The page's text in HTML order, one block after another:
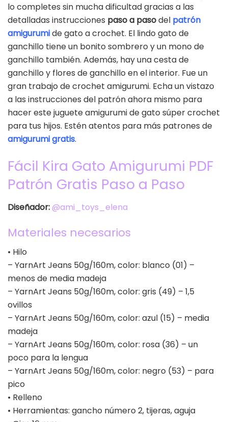
lo completes sin mucha dificultad gracias a las
detalladas instrucciones paso a pasodel patrón
amigurumide gato a crochet. El lindo gato de
ganchillo tiene un bonito sombrero y un mono de
ganchillo también. Además, hay una cesta de
ganchillo y flores de ganchillo en el interior. Fue un
gran trabajo de crochet amigurumi. Echa un vistazo
a las instrucciones del patrón ahora mismo para
hacer este juguete amigurumi de gato súper crochet
para tus hijos. Estén atentos para más patrones de
amigurumi gratis.
Fácil Kira Gato Amigurumi PDF
Patrón Gratis Paso a Paso
Diseñador:@ami_toys_elena
Materiales necesarios
• Hilo
– YarnArt Jeans 50g/160m, color: blanco (01) –
menos de media madeja
– YarnArt Jeans 50g/160m, color: gris (49) – 1,5
ovillos
– YarnArt Jeans 50g/160m, color: azul (15) – media
madeja
– YarnArt Jeans 50g/160m, color: rosa (36) – un
poco para la lengua
– YarnArt Jeans 50g/160m, color: negro (53) – para
pico
• Relleno
• Herramientas: gancho número 2, tijeras, aguja